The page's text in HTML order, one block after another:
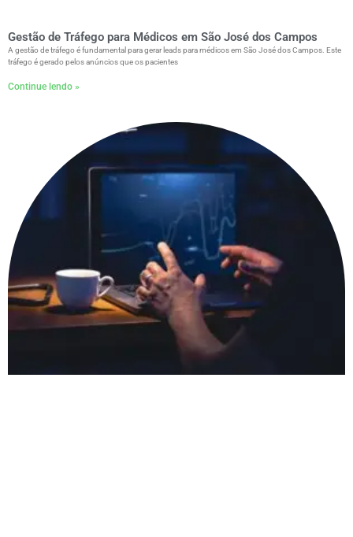
Gestão de Tráfego para Médicos em São José dos Campos
A gestão de tráfego é fundamental para gerar leads para médicos em São José dos Campos. Este
tráfego é gerado pelos anúncios que os pacientes
Continue lendo »